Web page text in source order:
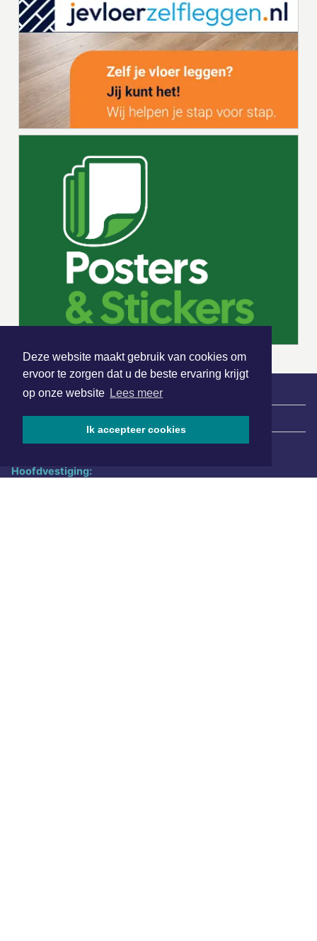
Deze website maakt gebruik van cookies om
ervoor te zorgen dat u de beste ervaring krijgt
op onze website Lees meer
Ik accepteer cookies
| Nieuws | Sport | Evenementen
Hoofdvestiging: